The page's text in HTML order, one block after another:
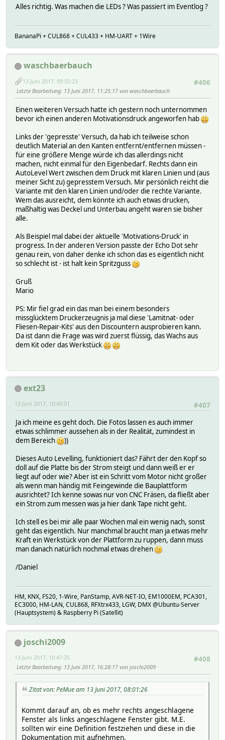
Alles richtig. Was machen die LEDs ? Was passiert im Eventlog ?
BananaPi + CUL868 + CUL433 + HM-UART + 1Wire
waschbaerbauch
#406
13 Juni 2017, 09:55:23
Letzte Bearbeitung: 13 Juni 2017, 11:25:17 von waschbaerbauch
Einen weiteren Versuch hatte ich gestern noch unternommen
bevor ich einen anderen Motivationsdruck angeworfen hab
Links der 'gepresste' Versuch, da hab ich teilweise schon
deutlich Material an den Kanten entfernt/entfernen müssen -
für eine größere Menge würde ich das allerdings nicht
machen, nicht einmal für den Eigenbedarf. Rechts dann ein
AutoLevel Wert zwischen dem Druck mit klaren Linien und (aus
meiner Sicht zu) gepresstem Versuch. Mir persönlich reicht die
Variante mit den klaren Linien und/oder die rechte Variante.
Wem das ausreicht, dem könnte ich auch etwas drucken,
maßhaltig was Deckel und Unterbau angeht waren sie bisher
alle.
Als Beispiel mal dabei der aktuelle 'Motivations-Druck' in
progress. In der anderen Version passte der Echo Dot sehr
genau rein, von daher denke ich schon das es eigentlich nicht
so schlecht ist - ist halt kein Spritzguss
Gruß
Mario
PS: Mir fiel grad ein das man bei einem besonders
missglücktem Druckerzeugnis ja mal diese 'Lamitnat- oder
Fliesen-Repair-Kits' aus den Discountern ausprobieren kann.
Da ist dann die Frage was wird zuerst flüssig, das Wachs aus
dem Kit oder das Werkstück
ext23
#407
13 Juni 2017, 10:40:01
Ja ich meine es geht doch. Die Fotos lassen es auch immer
etwas schlimmer aussehen als in der Realität, zumindest in
dem Bereich
))
Dieses Auto Levelling, funktioniert das? Fährt der den Kopf so
doll auf die Platte bis der Strom steigt und dann weiß er er
liegt auf oder wie? Aber ist ein Schritt vom Motor nicht großer
als wenn man händig mit Feingewinde die Bauplattform
ausrichtet? Ich kenne sowas nur von CNC Fräsen, da fließt aber
ein Strom zum messen was ja hier dank Tape nicht geht.
Ich stell es bei mir alle paar Wochen mal ein wenig nach, sonst
geht das eigentlich. Nur manchmal braucht man ja etwas mehr
Kraft ein Werkstück von der Plattform zu ruppen, dann muss
man danach natürlich nochmal etwas drehen
/Daniel
HM, KNX, FS20, 1-Wire, PanStamp, AVR-NET-IO, EM1000EM, PCA301,
EC3000, HM-LAN, CUL868, RFXtrx433, LGW, DMX @Ubuntu-Server
(Hauptsystem) & Raspberry Pi (Satellit)
joschi2009
#408
13 Juni 2017, 10:47:35
Letzte Bearbeitung: 13 Juni 2017, 16:28:17 von joschi2009
Zitat von: PeMue am 13 Juni 2017, 08:01:26
Kommt darauf an, ob es mehr rechts angeschlagene
Fenster als links angeschlagene Fenster gibt. M.E.
sollten wir eine Definition festziehen und diese in die
Dokumentation mit aufnehmen.